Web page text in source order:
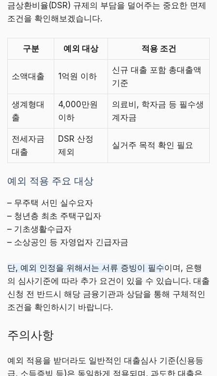
금상환비율(DSR) 규제의 부담을 덜어주는 중요한 면제
조건을 확인해보겠습니다.
구분 예외 대상 적용 조건
소액대출 1억원 이하
신규 대출 포함 총대출액
기준
생계형대
출
4,000만원
이하
의료비, 학자금 등 필수생
계자금
전세자금
대출
DSR 산정
제외
실거주 목적 확인 필요
예외 적용 주요 대상
– 무주택 서민 실수요자
– 청년층 최초 주택구입자
– 기초생활수급자
– 소상공인 등 자영업자 긴급자금
단, 예외 인정을 위해서는 서류 증빙이 필수이며, 은행
의 심사기준에 따라 추가 요건이 있을 수 있습니다. 대출
신청 전 반드시 해당 금융기관과 상담을 통해 구체적인
조건을 확인하시기 바랍니다.
주의사항
예외 적용을 받더라도 일반적인 대출심사 기준(신용등
급, 소득증빙 등)은 동일하게 적용되며, 과도한 대출은